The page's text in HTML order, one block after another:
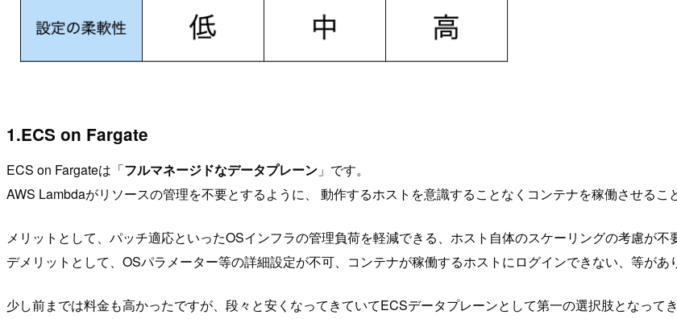
1.ECS on Fargate
ECS on Fargateは「フルマネージドなデータプレーン 」です。
AWS Lambdaがリソースの管理を不要とするように、 動作するホストを意識することなくコンテナを稼働させるこ
メリットとして、パッチ適応といったOSインフラの管理負荷を軽減できる、ホスト自体のスケーリングの考慮が不
デメリットとして、OSパラメーター等の詳細設定が不可、コンテナが稼働するホストにログインできない、等があ
少し前までは料金も高かったですが、段々と安くなってきていてECSデータプレーンとして第一の選択肢となってき